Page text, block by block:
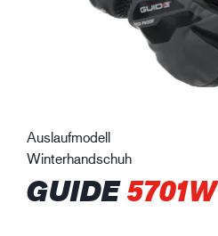
Auslaufmodell
Winterhandschuh
GUIDE5701W